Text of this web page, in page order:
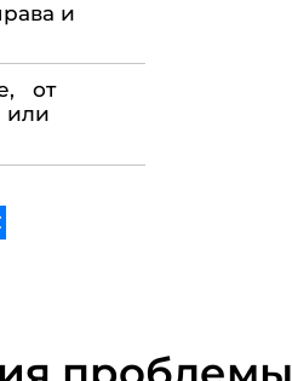
и
от
или